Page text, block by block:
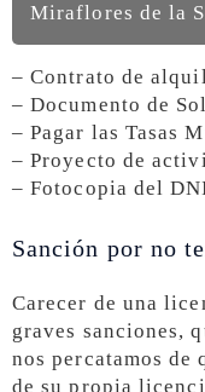
Miraflores de la
– Contrato de
– Documento de
– Pagar las Tasas
– Proyecto de
– Fotocopia del
Sanción por no
Carecer de una
graves sanciones,
nos percatamos
de su propia